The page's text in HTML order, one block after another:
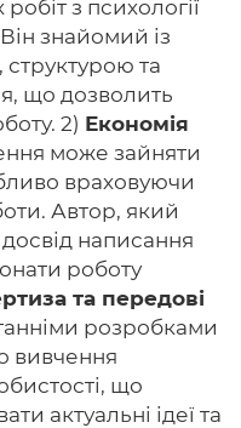
з психології
знайомий із
та
що дозволить
2) Економія
може зайняти
враховуючи
Автор, який
написання
роботу
та передові
розробками
вивчення
що
актуальні ідеї та